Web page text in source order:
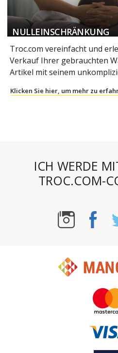
NULLEINSCHRÄNKUNG
Troc.com vereinfacht und
Verkauf Ihrer gebrauchten
Artikel mit seinem
Klicken Sie hier, um mehr zu
ICH WERDE
TROC.COM-